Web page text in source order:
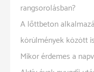
rangsorolásban?
A lőttbeton
körülmények között
Mikor érdemes a